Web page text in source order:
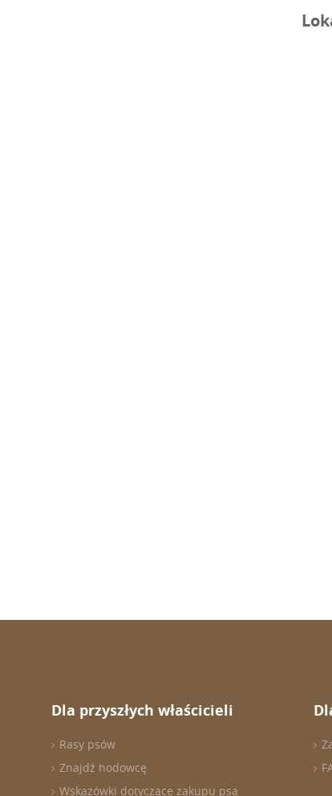
Dla przyszłych właścicieli
Rasy psów
Znajdź hodowcę
Wskazówki dotyczące zakupu psa